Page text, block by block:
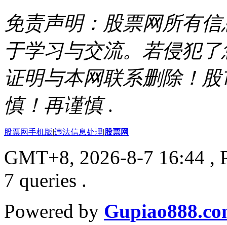
免责声明：股票网所有
于学习与交流。若侵犯
证明与本网联系删除！
慎！再谨慎 .
股票网手机版|违法信息处理|股票网
GMT+8, 2026-8-7 16:44 ,
7 queries .
Powered by